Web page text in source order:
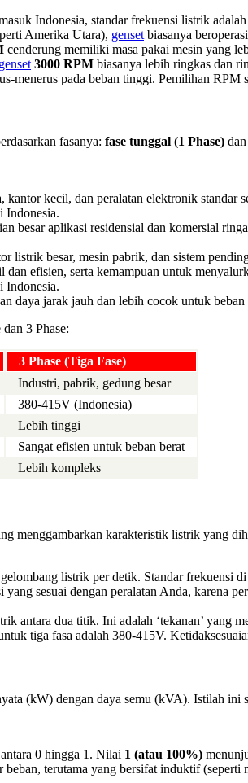
Indonesia, standar frekuensi listrik adalah
Amerika Utara), genset biasanya
cenderung memiliki masa pakai mesin yang
genset 3000 RPM biasanya lebih ringkas dan
menerus pada beban tinggi. Pemilihan RPM
fasanya: fase tunggal (1 Phase) dan
kecil, dan peralatan elektronik standar
Indonesia.
besar aplikasi residensial dan komersial
listrik besar, mesin pabrik, dan sistem
efisien, serta kemampuan untuk
Indonesia.
daya jarak jauh dan lebih cocok untuk
3 Phase:
3 Phase (Tiga Fase)
Industri, pabrik, gedung besar
380-415V (Indonesia)
Lebih tinggi
Sangat efisien untuk beban berat
Lebih kompleks
menggambarkan karakteristik listrik yang
listrik per detik. Standar frekuensi
sesuai dengan peralatan Anda, karena
antara dua titik. Ini adalah ‘tekanan’ yang
tiga fasa adalah 380-415V.
(kW) dengan daya semu (kVA). Istilah
0 hingga 1. Nilai 1 (atau 100%)
beban, terutama yang bersifat induktif